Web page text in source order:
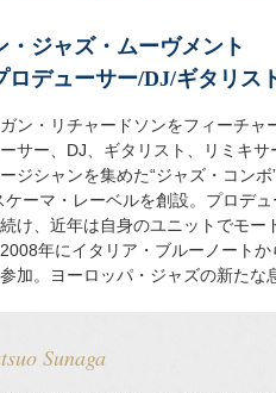
ジャズ・ムーヴメント
ロデューサー/DJ/ギタリス
ン・リチャードソンをフィーチ
サー、DJ、ギタリスト、リミキ
ジシャンを集めた“ジャズ・コン
ケーマ・レーベルを創設。プロデ
け、近年は自身のユニットでモ
年にイタリア・ブルーノート
加。ヨーロッパ・ジャズの新たな
Sunaga